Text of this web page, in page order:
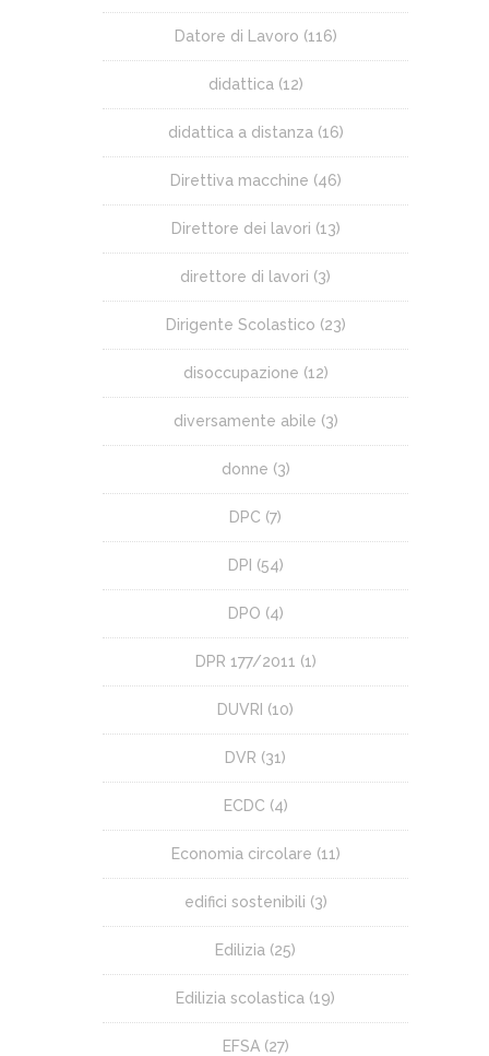
Datore di Lavoro (116)
didattica (12)
didattica a distanza (16)
Direttiva macchine (46)
Direttore dei lavori (13)
direttore di lavori (3)
Dirigente Scolastico (23)
disoccupazione (12)
diversamente abile (3)
donne (3)
DPC (7)
DPI (54)
DPO (4)
DPR 177/2011 (1)
DUVRI (10)
DVR (31)
ECDC (4)
Economia circolare (11)
edifici sostenibili (3)
Edilizia (25)
Edilizia scolastica (19)
EFSA(27)